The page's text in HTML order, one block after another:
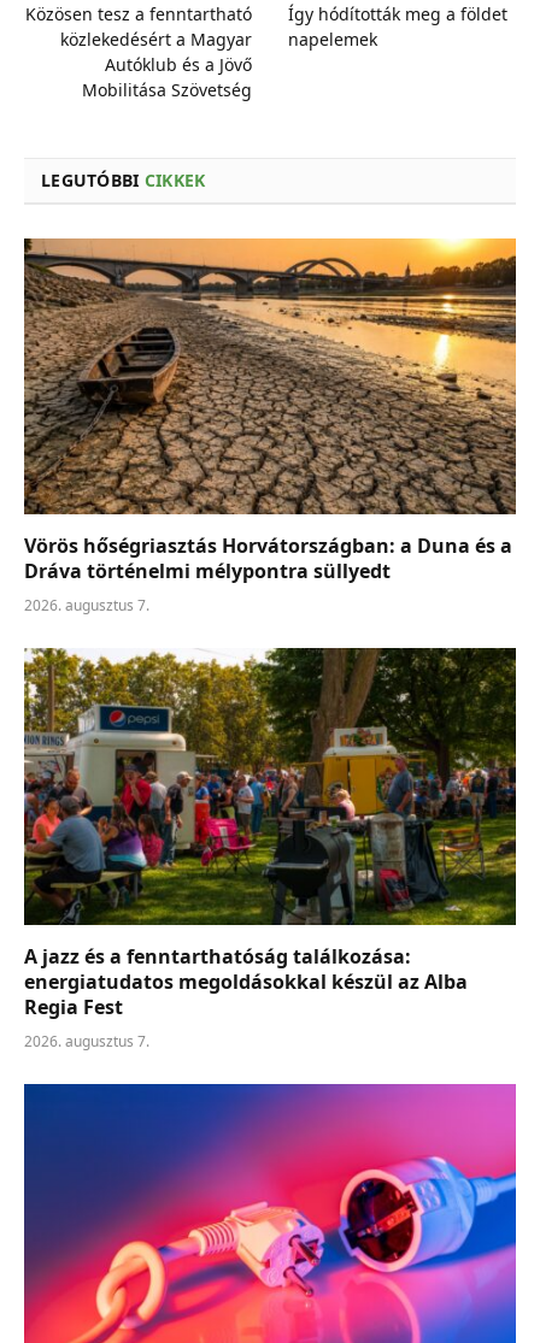
Közösen tesz a fenntartható
közlekedésért a Magyar
Autóklub és a Jövő
Mobilitása Szövetség
Így hódították meg a földet
napelemek
LEGUTÓBBI CIKKEK
Vörös hőségriasztás Horvátországban: a Duna és a
Dráva történelmi mélypontra süllyedt
2026. augusztus 7.
A jazz és a fenntarthatóság találkozása:
energiatudatos megoldásokkal készül az Alba
Regia Fest
2026. augusztus 7.